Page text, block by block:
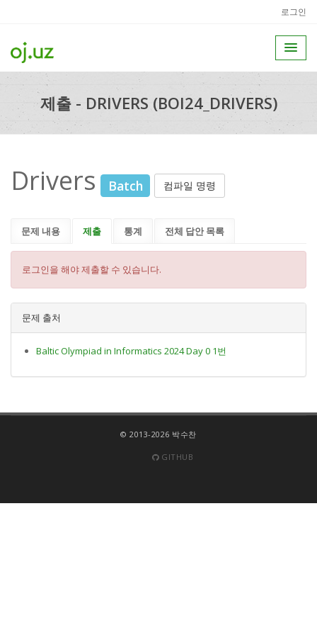
로그인
제출 - DRIVERS (BOI24_DRIVERS)
Drivers Batch 컴파일 명령
문제 내용 제출 통계 전체 답안 목록
로그인을 해야 제출할 수 있습니다.
문제 출처
Baltic Olympiad in Informatics 2024 Day 0 1번
© 2013-2026 박수찬
GITHUB